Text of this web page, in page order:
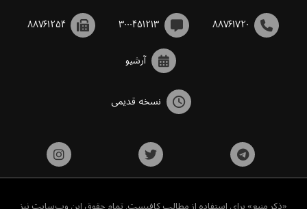
۸۸۷۶۱۷۲۰ ۳۰۰۰۴۵۱۲۱۳ ۸۸۷۶۱۲۵۴
آرشیو
نسخه قدیمی